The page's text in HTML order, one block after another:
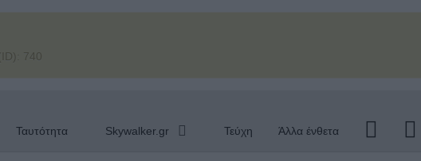
740
Ταυτότητα Skywalker.gr Τεύχη Άλλα ένθετα